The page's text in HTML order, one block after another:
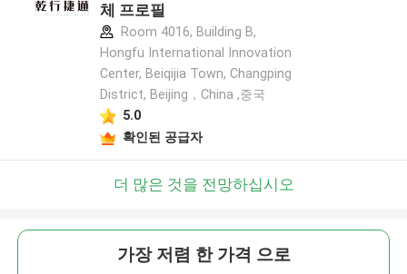
체 프로필
Room 4016, Building B,
Hongfu International Innovation
Center, Beiqijia Town, Changping
District, Beijing，China ,중국
5.0
확인된 공급자
더 많은 것을 전망하십시오
가장 저렴 한 가격 으로